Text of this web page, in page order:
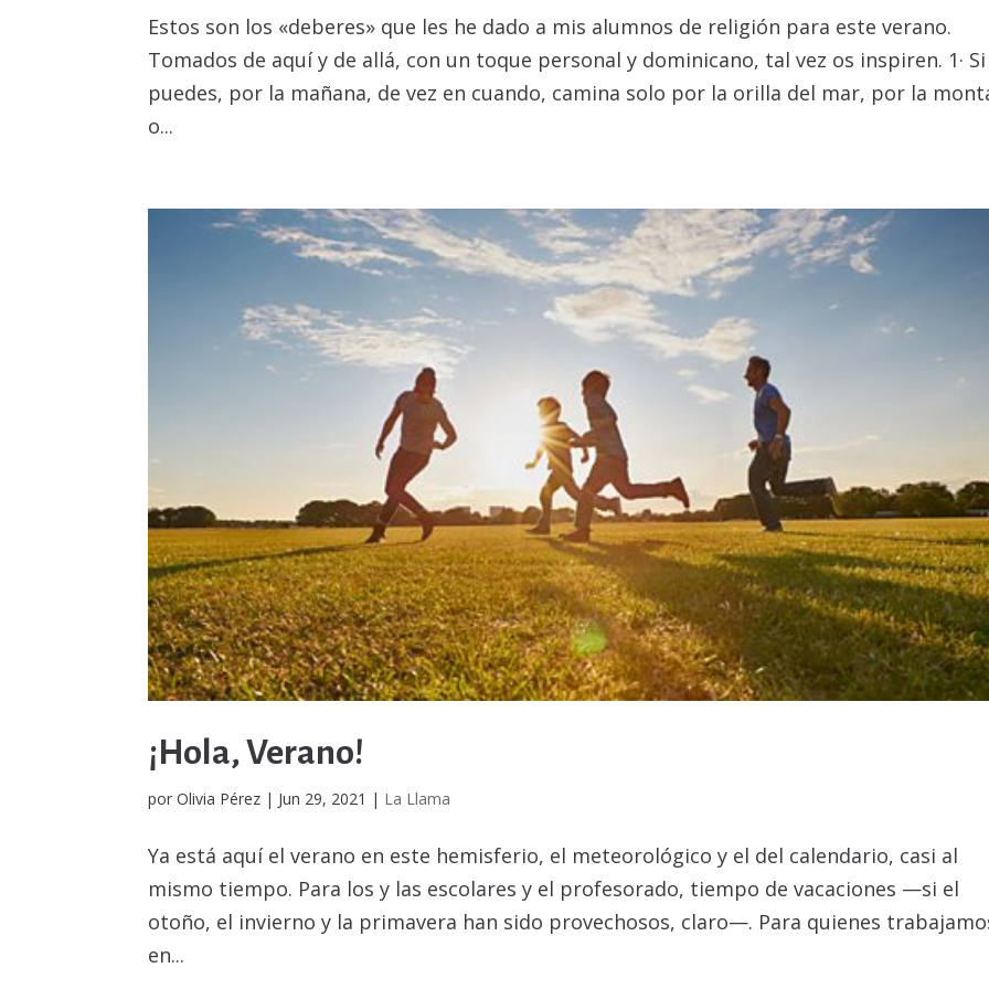
Estos son los «deberes» que les he dado a mis alumnos de religión para este verano.
Tomados de aquí y de allá, con un toque personal y dominicano, tal vez os inspiren. 1· Si
puedes, por la mañana, de vez en cuando, camina solo por la orilla del mar, por la
o...
¡Hola, Verano!
porOlivia Pérez | Jun 29, 2021 | La Llama
Ya está aquí el verano en este hemisferio, el meteorológico y el del calendario, casi al
mismo tiempo. Para los y las escolares y el profesorado, tiempo de vacaciones —si el
otoño, el invierno y la primavera han sido provechosos, claro—. Para quienes
en...